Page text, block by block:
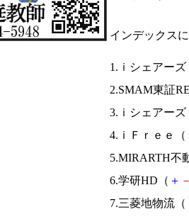
インデックス
1.ｉシェアーズ
2.SMAM東証
3.ｉシェアーズ
4.ｉＦｒｅｅ（
5.MIRARTH不
6.学研HD（ ＋ －
7.三菱地物流（